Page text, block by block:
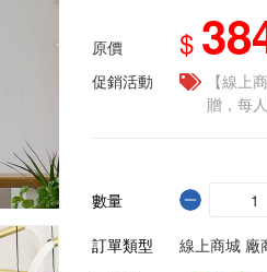
原價 $
促銷活動
【線上
贈，每
數量
訂單類型
線上商城 廠